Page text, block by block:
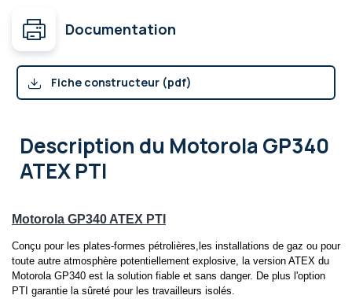
Documentation
Fiche constructeur (pdf)
Description du Motorola GP340
ATEX PTI
Motorola GP340 ATEX PTI
Conçu pour les plates-formes pétrolières,les installations de gaz ou pour
toute autre atmosphère potentiellement explosive, la version ATEX du
Motorola GP340 est la solution fiable et sans danger. De plus l'option
PTI garantie la sûreté pour les travailleurs isolés.